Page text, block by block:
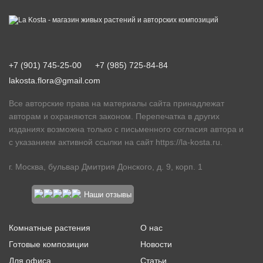
+7 (901) 745-25-00
+7 (985) 725-84-84
lakosta.flora@gmail.com
Все авторские права на материалы сайта принадлежат
авторам и охраняются законом. Перепечатка в других
изданиях возможна только с письменного согласия автора и
с указанием активной ссылки на сайт https://la-kosta.ru
г. Москва, бульвар Дмитрия Донского, д. 9, корп. 1
Наши отзывы
Комнатные растения
Готовые композиции
Для офиса
О нас
Новости
Статьи